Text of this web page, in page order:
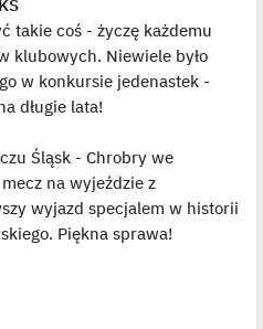
takie coś - życzę każdemu
klubowych. Niewiele było
w konkursie jedenastek -
długie lata!
Śląsk - Chrobry we
na wyjeździe z
wyjazd specjalem w historii
Piękna sprawa!